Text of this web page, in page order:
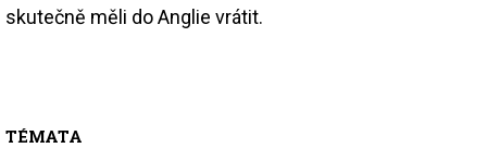
skutečně měli do Anglie vrátit.
TÉMATA